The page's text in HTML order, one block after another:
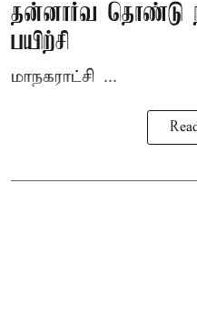
தன்னார்வ தொண்டு
பயிற்சி
மாநகராட்சி ...